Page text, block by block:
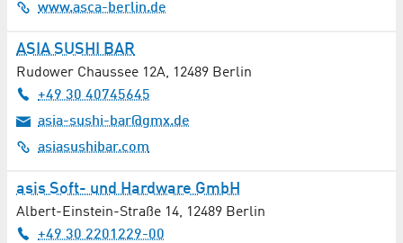
www.asca-berlin.de
ASIA SUSHI BAR
Rudower Chaussee 12A, 12489 Berlin
+49 30 40745645
asia-sushi-bar@gmx.de
asiasushibar.com
asis Soft- und Hardware GmbH
Albert-Einstein-Straße 14, 12489 Berlin
+49 30 2201229-00